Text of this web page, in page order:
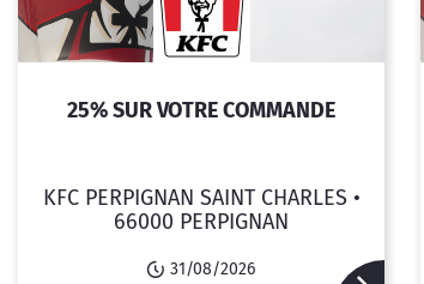
25% SUR VOTRE COMMANDE
KFC PERPIGNAN SAINT CHARLES •
66000 PERPIGNAN
31/08/2026